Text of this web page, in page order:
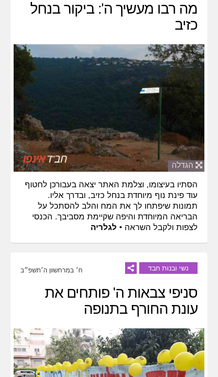
מה רבו מעשיך ה': ביקור בנחל
כזיב
הגדלה
הסתיו בעיצומו, וצלמת האתר יצאה בעבורכן לחטוף
עוד פינת נוף מיוחדת בנחל כזיב, ובדרך אליו.
תמונות שיפתחו לך את המח והלב להסתכל על
הבריאה המיוחדת והיפה שקיימת מסביבך. הכנסי
לצפות ולקבל השראה • לגלריה
נשי ובנות חבד ח׳ במרחשוון ה׳תשפ״ב
סניפי צבאות ה' פותחים את
עונת החורף בתנופה